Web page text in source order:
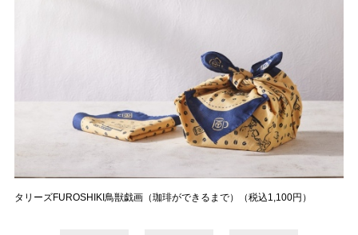
タリーズFUROSHIKI鳥獣戯画（珈琲ができるまで）（税込1,100円）